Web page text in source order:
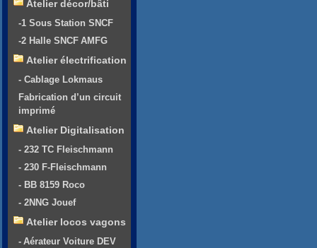
Atelier décor/bâti
-1 Sous Station SNCF
-2 Halle SNCF AMFG
Atelier électrification
- Cablage Lokmaus
Fabrication d’un circuit
imprimé
Atelier Digitalisation
- 232 TC Fleischmann
- 230 F-Fleischmann
- BB 8159 Roco
- 2NNG Jouef
Atelier locos vagons
- Aérateur Voiture DEV